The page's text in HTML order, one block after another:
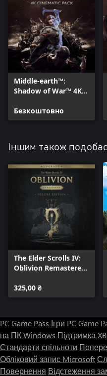
Middle-earth™:
Shadow of War™ 4K
Безкоштовно
Іншим також
The Elder Scrolls IV:
Oblivion Remastered
Upgrade
325,00 ₴
PC Game Pass Ігри PC Game
на ПК Windows Підтримка
Стандарти спільноти
Обліковий запис Microsoft
Повернення Відстеження